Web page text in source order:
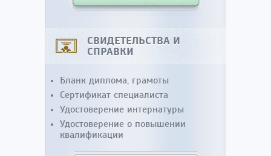
СВИДЕТЕЛЬСТВА И
СПРАВКИ
Бланк диплома, грамоты
Сертификат специалиста
Удостоверение интернатуры
Удостоверение о повышении
квалификации